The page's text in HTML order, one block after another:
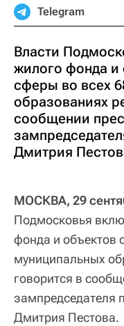
Telegram
Власти
жилого фонда и
сферы во всех
образованиях
сообщении
Дмитрия
МОСКВА, 29
Подмосковья
фонда и объектов
муниципальных
говорится в
зампредседателя
Дмитрия Пестова.